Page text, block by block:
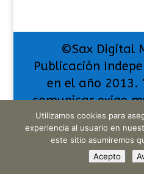
©Sax Digital
Publicación
en el año 2013.
comunicar exige
pero
Utilizamos cookies para
experiencia al usuario en
este sitio asumiremos
Acepto